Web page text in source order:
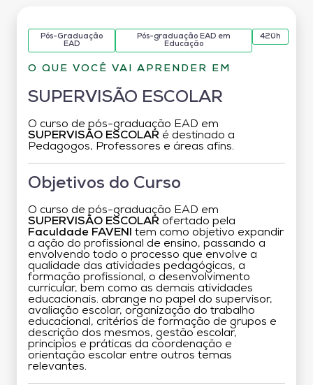
Pós-Graduação
EAD
Pós-graduação EAD em
Educação
420h
O QUE VOCÊ VAI APRENDER EM
SUPERVISÃO ESCOLAR
O curso de pós-graduação EAD em
SUPERVISÃO ESCOLAR é destinado a
Pedagogos, Professores e áreas afins.
Objetivos do Curso
O curso de pós-graduação EAD em
SUPERVISÃO ESCOLAR ofertado pela
Faculdade FAVENI
tem como objetivo expandir
a ação do profissional de ensino, passando a
envolvendo todo o processo que envolve a
qualidade das atividades pedagógicas, a
formação profissional, o desenvolvimento
curricular, bem como as demais atividades
educacionais. abrange no papel do supervisor,
avaliação escolar, organização do trabalho
educacional, critérios de formação de grupos e
descrição dos mesmos, gestão escolar,
princípios e práticas da coordenação e
orientação escolar entre outros temas
relevantes.